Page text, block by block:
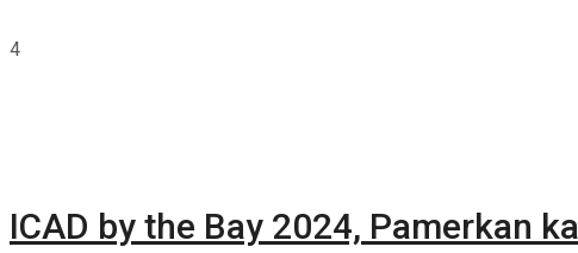
4
ICAD by the Bay 2024, Pamerkan